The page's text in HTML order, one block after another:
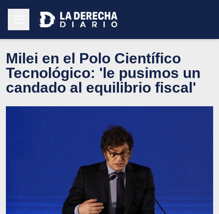
Milei en el Polo Científico
Tecnológico: 'le pusimos un
candado al equilibrio fiscal'